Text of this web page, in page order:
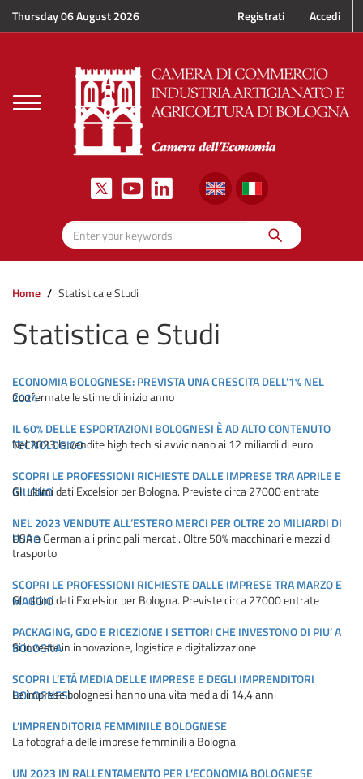
Thursday 06 August 2026 Registrati Accedi
Toggle
navigation
Enter your keywords
Search
Home Statistica e Studi
Statistica e Studi
ECONOMIA BOLOGNESE: PREVISTA UNA CRESCITA DELL’1% NEL
2024
Confermate le stime di inizio anno
IL 60% DELLE ESPORTAZIONI BOLOGNESI È AD ALTO CONTENUTO
TECNOLOGICO
Nel 2023 le vendite high tech si avvicinano ai 12 miliardi di euro
SCOPRI LE PROFESSIONI RICHIESTE DALLE IMPRESE TRA APRILE E
GIUGNO
Gli ultimi dati Excelsior per Bologna. Previste circa 27000 entrate
NEL 2023 VENDUTE ALL’ESTERO MERCI PER OLTRE 20 MILIARDI DI
EURO
USA e Germania i principali mercati. Oltre 50% macchinari e mezzi di
trasporto
SCOPRI LE PROFESSIONI RICHIESTE DALLE IMPRESE TRA MARZO E
MAGGIO
Gli ultimi dati Excelsior per Bologna. Previste circa 27000 entrate
PACKAGING, GDO E RICEZIONE I SETTORI CHE INVESTONO DI PIU’ A
BOLOGNA
Si investe in innovazione, logistica e digitalizzazione
SCOPRI L’ETÀ MEDIA DELLE IMPRESE E DEGLI IMPRENDITORI
BOLOGNESI
Le imprese bolognesi hanno una vita media di 14,4 anni
L'IMPRENDITORIA FEMMINILE BOLOGNESE
La fotografia delle imprese femminili a Bologna
UN 2023 IN RALLENTAMENTO PER L’ECONOMIA BOLOGNESE